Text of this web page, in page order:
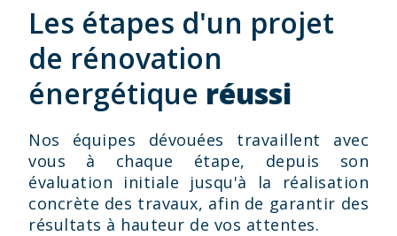
Les étapes d'un projet
de rénovation
énergétique réussi
Nos équipes dévouées travaillent avec
vous à chaque étape, depuis son
évaluation initiale jusqu'à la réalisation
concrète des travaux, afin de garantir des
résultats à hauteur de vos attentes.